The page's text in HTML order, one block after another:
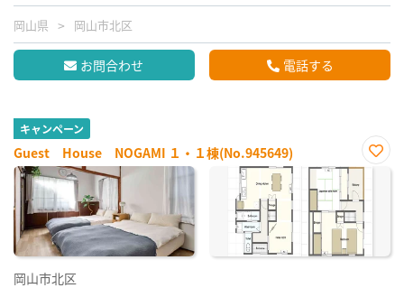
岡山県 岡山市北区
お問合わせ 電話する
キャンペーン
Guest House NOGAMI １・１棟(No.945649)
お気
り登
録
岡山市北区